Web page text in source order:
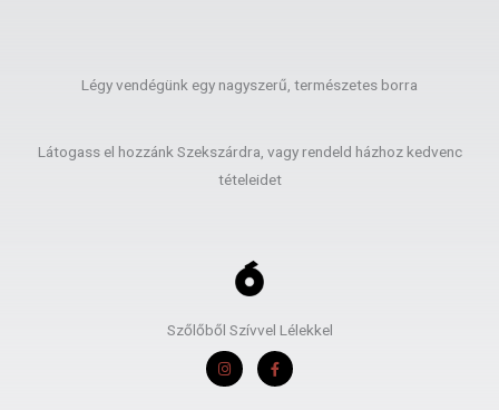
Légy vendégünk egy nagyszerű, természetes borra
Látogass el hozzánk Szekszárdra, vagy rendeld házhoz kedvenc
tételeidet
Szőlőből Szívvel Lélekkel
I
n
s
F
a
c